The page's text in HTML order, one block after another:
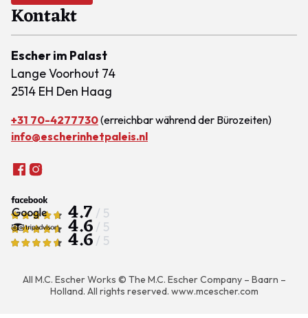
Kontakt
Escher im Palast
Lange Voorhout 74
2514 EH Den Haag
+31 70-4277730(erreichbar während der Bürozeiten)
info@escherinhetpaleis.nl
4.7 / 5
4.6 / 5
4.6 / 5
All M.C. Escher Works © The M.C. Escher Company – Baarn –
Holland. All rights reserved. www.mcescher.com